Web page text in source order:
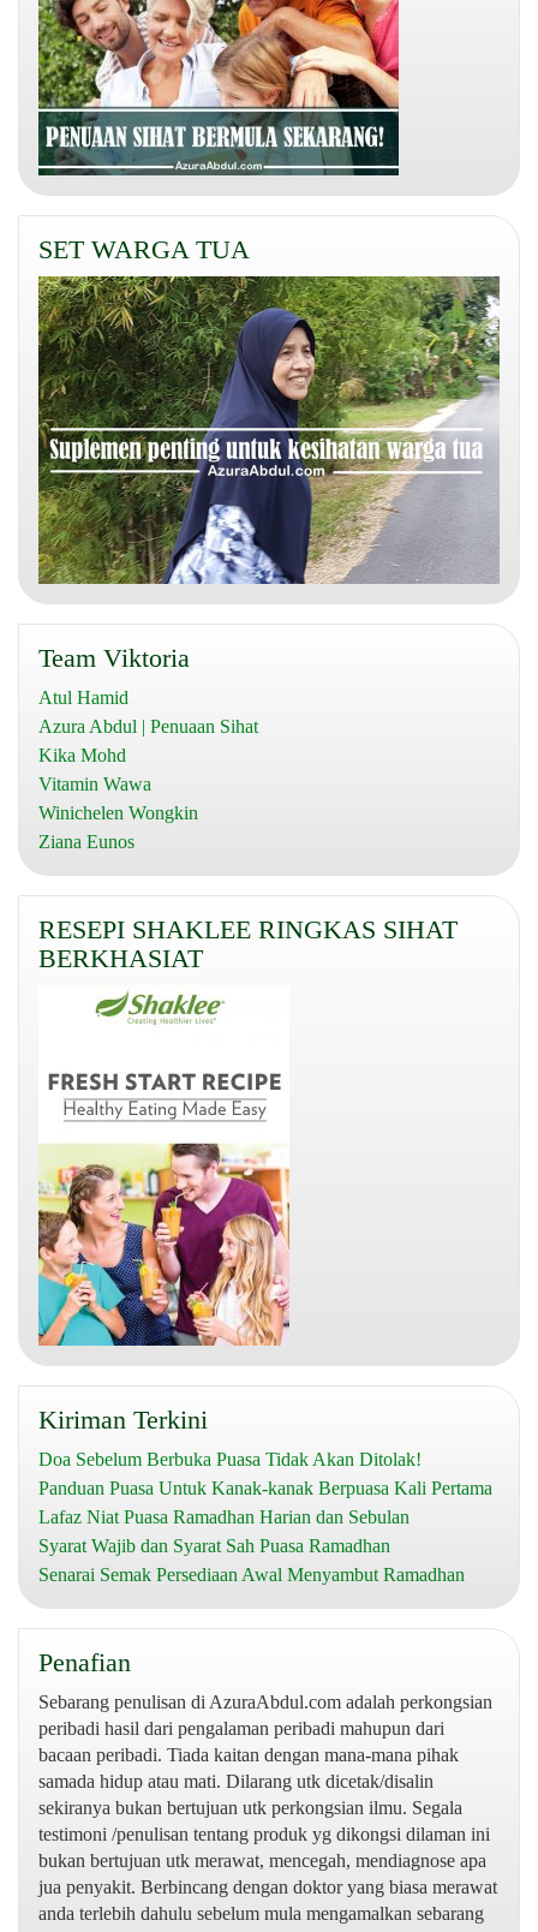
SET WARGA TUA
Team Viktoria
Atul Hamid
Azura Abdul | Penuaan Sihat
Kika Mohd
Vitamin Wawa
Winichelen Wongkin
Ziana Eunos
RESEPI SHAKLEE RINGKAS SIHAT
BERKHASIAT
Kiriman Terkini
Doa Sebelum Berbuka Puasa Tidak Akan Ditolak!
Panduan Puasa Untuk Kanak-kanak Berpuasa Kali Pertama
Lafaz Niat Puasa Ramadhan Harian dan Sebulan
Syarat Wajib dan Syarat Sah Puasa Ramadhan
Senarai Semak Persediaan Awal Menyambut Ramadhan
Penafian
Sebarang penulisan di AzuraAbdul.com adalah perkongsian
peribadi hasil dari pengalaman peribadi mahupun dari
bacaan peribadi. Tiada kaitan dengan mana-mana pihak
samada hidup atau mati. Dilarang utk dicetak/disalin
sekiranya bukan bertujuan utk perkongsian ilmu. Segala
testimoni /penulisan tentang produk yg dikongsi dilaman ini
bukan bertujuan utk merawat, mencegah, mendiagnose apa
jua penyakit. Berbincang dengan doktor yang biasa merawat
anda terlebih dahulu sebelum mula mengamalkan sebarang